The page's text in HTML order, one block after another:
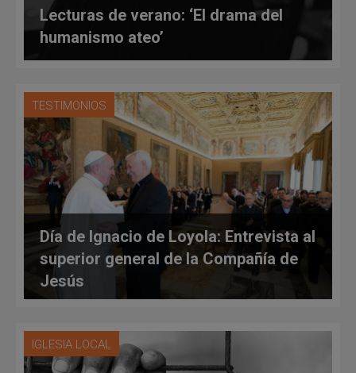
Lecturas de verano: ‘El drama del
humanismo ateo’
TESTIMONIOS
Día de Ignacio de Loyola: Entrevista al
superior general de la Compañía de
Jesús
IGLESIA LOCAL